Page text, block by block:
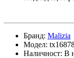
Бранд: Malizia
Модел:
Наличност: В